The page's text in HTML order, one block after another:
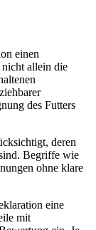
einen
nicht allein die
des Futters
deren
Begriffe wie
ohne klare
eine
mit